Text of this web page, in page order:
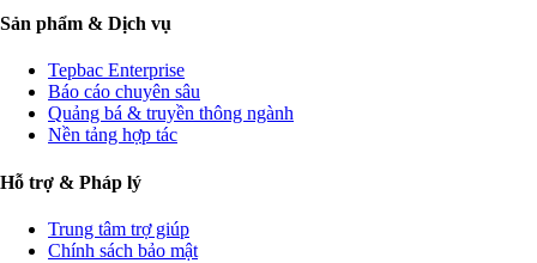
Sản phẩm & Dịch vụ
Tepbac Enterprise
Báo cáo chuyên sâu
Quảng bá & truyền thông ngành
Nền tảng hợp tác
Hỗ trợ & Pháp lý
Trung tâm trợ giúp
Chính sách bảo mật